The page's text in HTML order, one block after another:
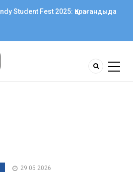
Student Fest 2025: Қарағандыда
29 05 2026